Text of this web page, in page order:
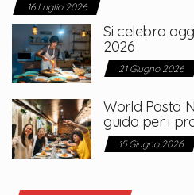
16 Luglio 2026
Si celebra
2026
21 Giugno 2026
World Pasta
guida per i
15 Giugno 2026